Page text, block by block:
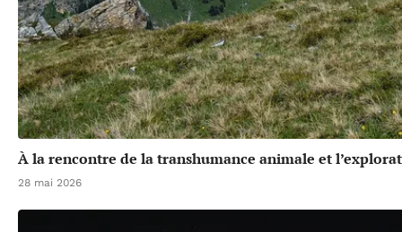
À la rencontre de la transhumance animale et
28 mai 2026